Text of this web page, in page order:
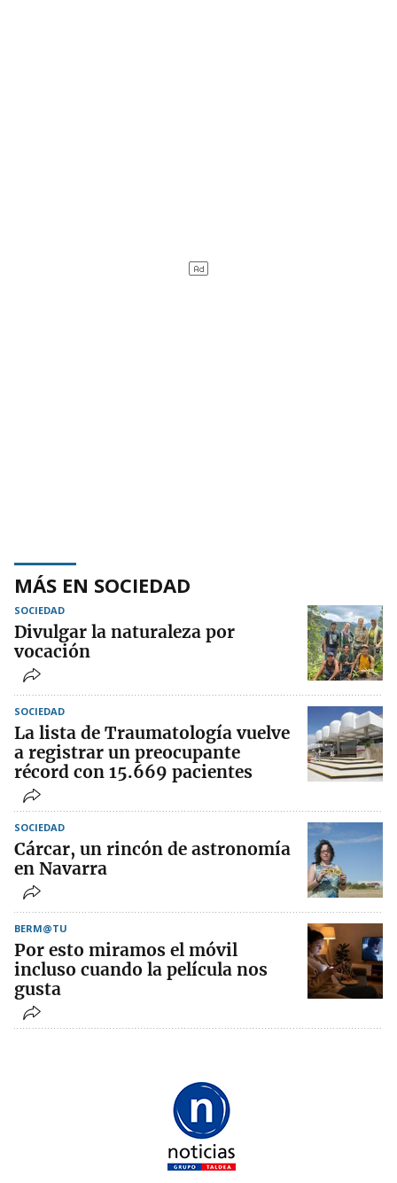
MÁS EN SOCIEDAD
SOCIEDAD
Divulgar la naturaleza por
vocación
SOCIEDAD
La lista de Traumatología vuelve
a registrar un preocupante
récord con 15.669 pacientes
SOCIEDAD
Cárcar, un rincón de astronomía
en Navarra
BERM@TU
Por esto miramos el móvil
incluso cuando la película nos
gusta